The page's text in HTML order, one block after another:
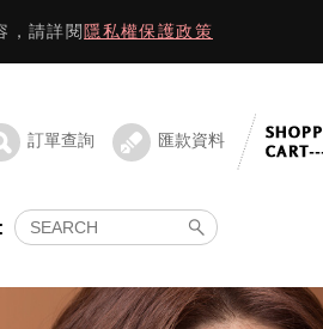
，請詳閱 隱私權保護政策
訂單查詢 匯款資料